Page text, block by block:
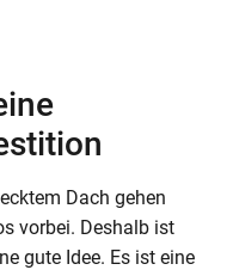
Dach gehen
vorbei. Deshalb ist
gute Idee. Es ist eine